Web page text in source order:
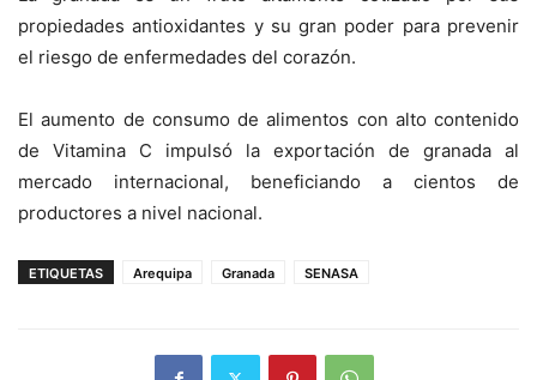
propiedades antioxidantes y su gran poder para prevenir
el riesgo de enfermedades del corazón.
El aumento de consumo de alimentos con alto contenido
de Vitamina C impulsó la exportación de granada al
mercado internacional, beneficiando a cientos de
productores a nivel nacional.
ETIQUETAS Arequipa Granada SENASA